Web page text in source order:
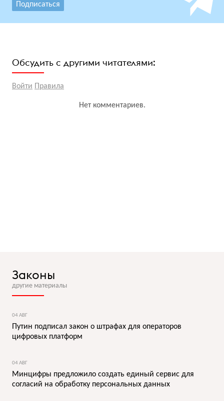
Подписаться
Обсудить с другими читателями:
Войти Правила
Нет комментариев.
Законы
другие материалы
04 АВГ
Путин подписал закон о штрафах для операторов
цифровых платформ
04 АВГ
Минцифры предложило создать единый сервис для
согласий на обработку персональных данных